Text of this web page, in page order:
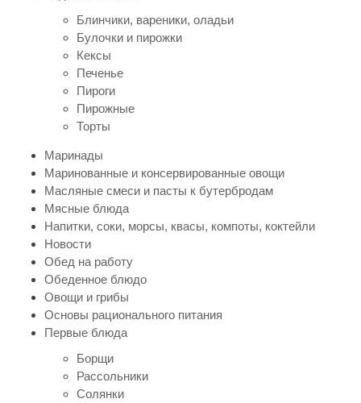
Блинчики, вареники, оладьи
Булочки и пирожки
Кексы
Печенье
Пироги
Пирожные
Торты
Маринады
Маринованные и консервированные овощи
Масляные смеси и пасты к бутербродам
Мясные блюда
Напитки, соки, морсы, квасы, компоты, коктейли
Новости
Обед на работу
Обеденное блюдо
Овощи и грибы
Основы рационального питания
Первые блюда
Борщи
Рассольники
Солянки